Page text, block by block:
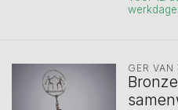
GER VAN